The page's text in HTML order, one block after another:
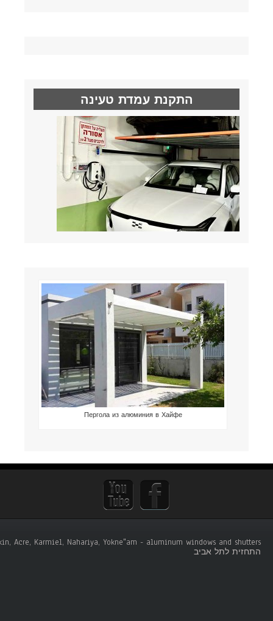
התקנת עמדת טעינה
Пергола из алюминия в Хайфе
Acre, Karmiel, Nahariya, Yokne"am - aluminum windows and shutters .
התחזית לתל אביב